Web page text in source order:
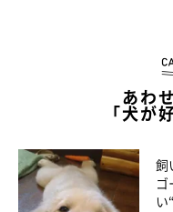
あわ
「犬が
飼
い